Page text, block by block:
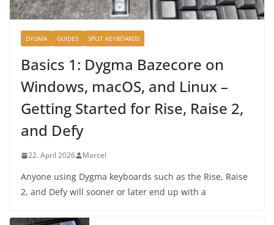
DYGMA GUIDES SPLIT KEYBOARDS
Basics 1: Dygma Bazecore on
Windows, macOS, and Linux –
Getting Started for Rise, Raise 2,
and Defy
22. April 2026 Marcel
Anyone using Dygma keyboards such as the Rise, Raise
2, and Defy will sooner or later end up with a